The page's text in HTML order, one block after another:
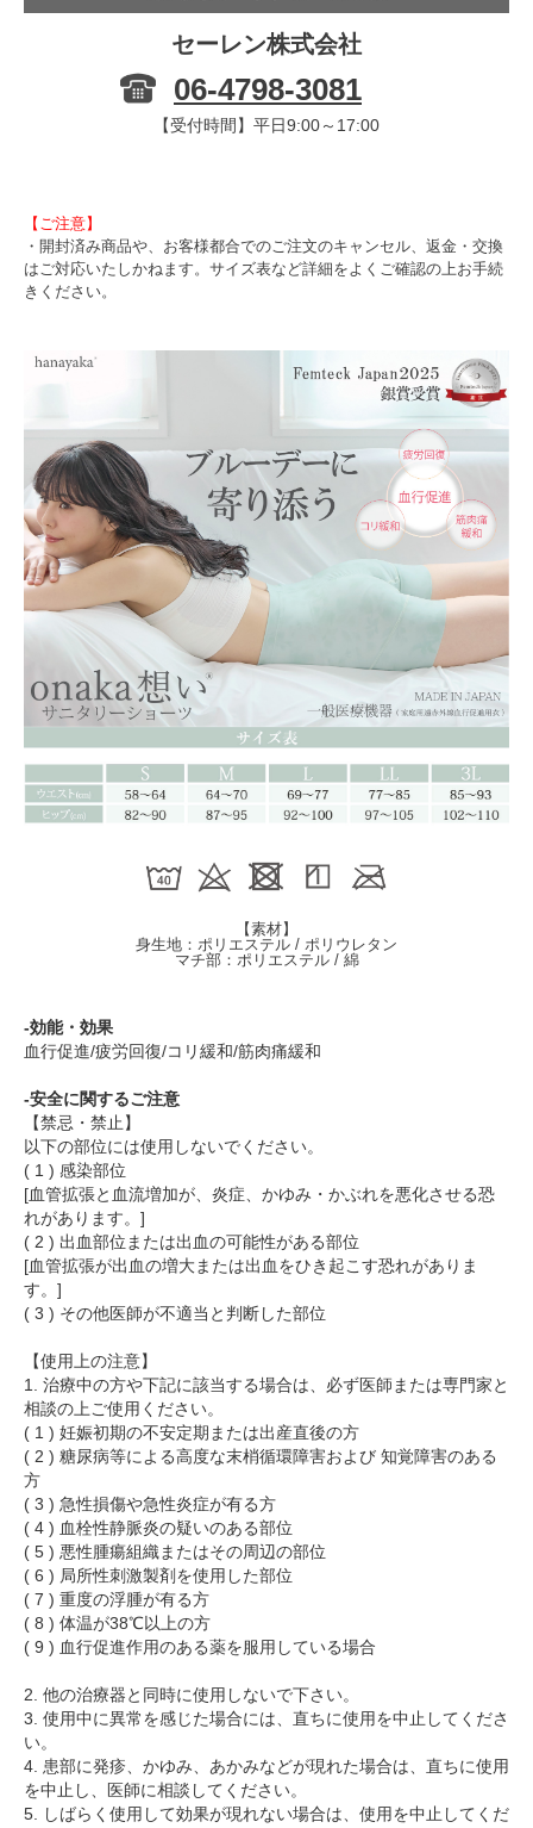
セーレン株式会社
06-4798-3081
【受付時間】平日9:00～17:00
【ご注意】
・開封済み商品や、お客様都合でのご注文のキャンセル、返金・交換
はご対応いたしかねます。サイズ表など詳細をよくご確認の上お手続
きください。
【素材】
身生地：ポリエステル / ポリウレタン
マチ部：ポリエステル / 綿
-効能・効果
血行促進/疲労回復/コリ緩和/筋肉痛緩和
-安全に関するご注意
【禁忌・禁止】
以下の部位には使用しないでください。
( 1 ) 感染部位
[血管拡張と血流増加が、炎症、かゆみ・かぶれを悪化させる恐
れがあります。]
( 2 ) 出血部位または出血の可能性がある部位
[血管拡張が出血の増大または出血をひき起こす恐れがありま
す。]
( 3 ) その他医師が不適当と判断した部位
【使用上の注意】
1. 治療中の方や下記に該当する場合は、必ず医師または専門家と
相談の上ご使用ください。
( 1 ) 妊娠初期の不安定期または出産直後の方
( 2 ) 糖尿病等による高度な末梢循環障害および 知覚障害のある
方
( 3 ) 急性損傷や急性炎症が有る方
( 4 ) 血栓性静脈炎の疑いのある部位
( 5 ) 悪性腫瘍組織またはその周辺の部位
( 6 ) 局所性刺激製剤を使用した部位
( 7 ) 重度の浮腫が有る方
( 8 ) 体温が38℃以上の方
( 9 ) 血行促進作用のある薬を服用している場合
2. 他の治療器と同時に使用しないで下さい。
3. 使用中に異常を感じた場合には、直ちに使用を中止してくださ
い。
4. 患部に発疹、かゆみ、あかみなどが現れた場合は、直ちに使用
を中止し、医師に相談してください。
5. しばらく使用して効果が現れない場合は、使用を中止してくだ